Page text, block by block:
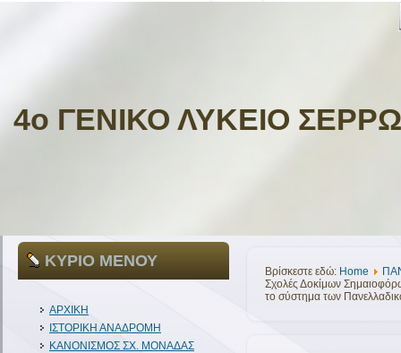
4ο ΓΕΝΙΚΟ ΛΥΚΕΙΟ
ΚΥΡΙΟ ΜΕΝΟΥ
ΑΡΧΙΚΗ
ΙΣΤΟΡΙΚΗ ΑΝΑΔΡΟΜΗ
ΚΑΝΟΝΙΣΜΟΣ ΣΧ. ΜΟΝΑΔΑΣ
Βρίσκεστε εδώ: Home
Σχολές Δοκίμων
το σύστημα των